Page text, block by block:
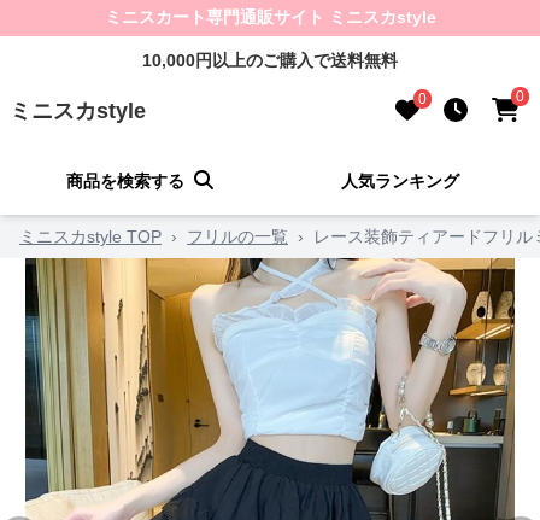
ミニスカート専門通販サイト ミニスカstyle
10,000円以上のご購入で送料無料
ミニスカstyle 0 0
商品を検索する 人気ランキング
ミニスカstyle TOP › フリルの一覧 › レース装飾ティアードフリル